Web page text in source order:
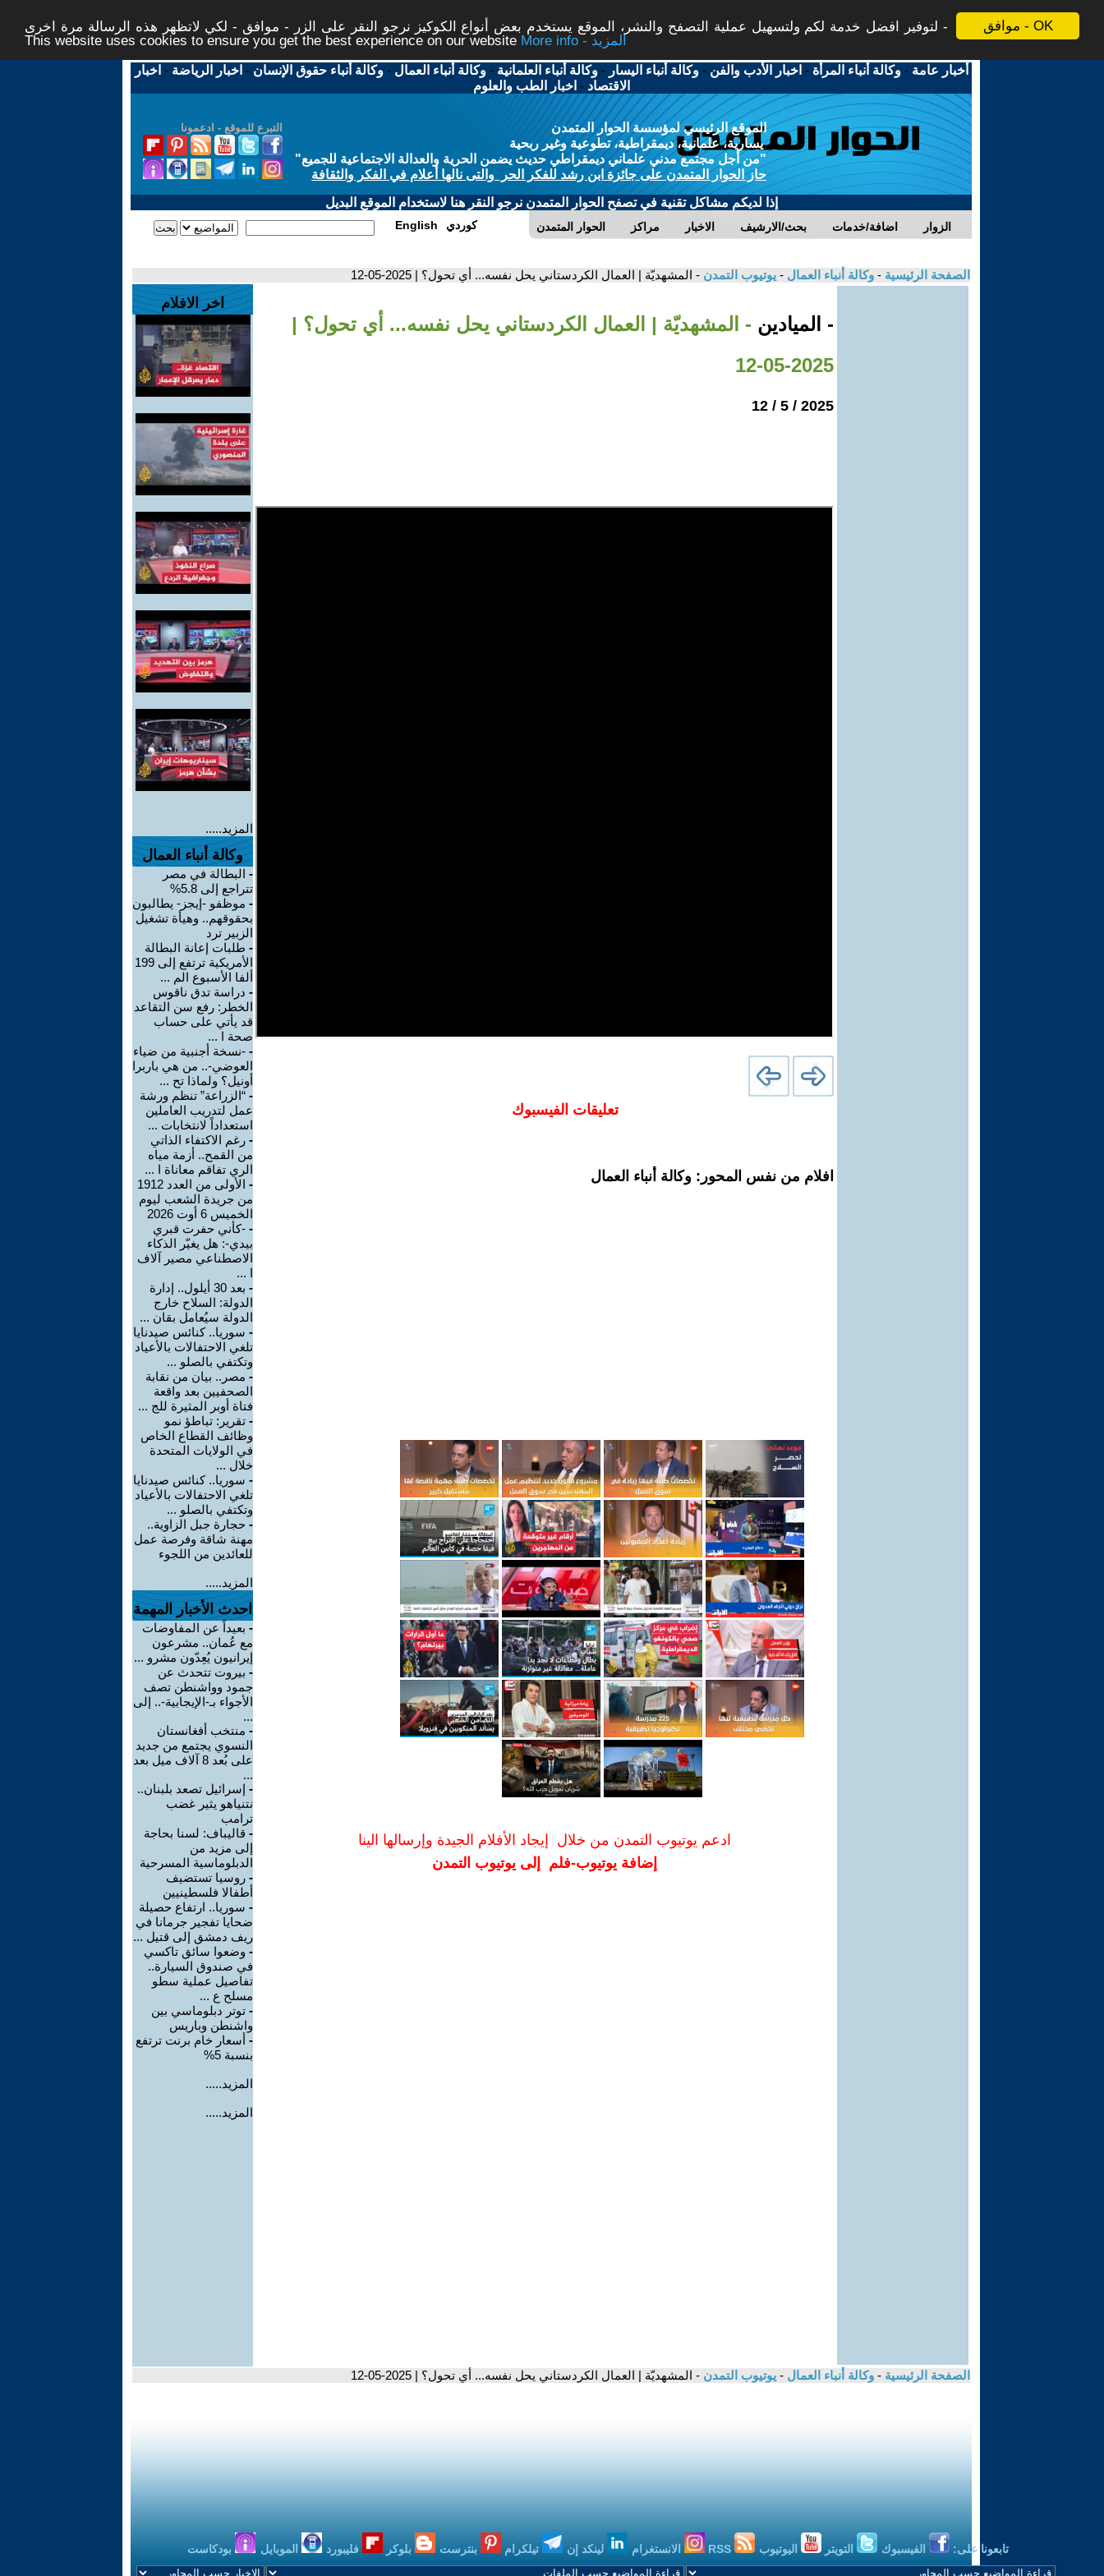
موافق - OK
لتوفير افضل خدمة لكم ولتسهيل عملية التصفح والنشر، الموقع يستخدم بعض أنواع الكوكيز نرجو النقر على الزر - موافق - لكي لاتظهر هذه الرسالة مرة اخرى -
This website uses cookies to ensure you get the best experience on our website
More info - المزيد
أخبار عامة -وكالة أنباء المرأة - اخبار الأدب والفن -وكالة أنباء اليسار -وكالة أنباء العلمانية -وكالة أنباء العمال -وكالة أنباء حقوق الإنسان - اخبار الرياضة - اخبار
الاقتصاد - اخبار الطب والعلوم
التبرع للموقع - ادعمونا
الموقع الرئيسي لمؤسسة الحوار المتمدن
يسارية، علمانية، ديمقراطية، تطوعية وغير ربحية
"من أجل مجتمع مدني علماني ديمقراطي حديث يضمن الحرية والعدالة الاجتماعية للجميع"
حاز الحوار المتمدن على جائزة ابن رشد للفكر الحر والتى نالها أعلام في الفكر والثقافة
إذا لديكم مشاكل تقنية في تصفح الحوار المتمدن نرجو النقر هنا لاستخدام الموقع البديل
الحوار المتمدن مراكز الاخبار بحث/الارشيف اضافة/خدمات الزوار English كوردي
الصفحة الرئيسية - وكالة أنباء العمال - يوتيوب التمدن - المشهديّة | العمال الكردستاني يحل نفسه... أي تحول؟ | 2025-05-12
- الميادين - المشهديّة | العمال الكردستاني يحل نفسه... أي تحول؟ |
2025-05-12
2025 / 5 / 12
تعليقات الفيسبوك
افلام من نفس المحور: وكالة أنباء العمال
ادعم يوتيوب التمدن من خلال إيجاد الأفلام الجيدة وإرسالها الينا
إضافة يوتيوب-فلم إلى يوتيوب التمدن
اخر الافلام
المزيد.....
وكالة أنباء العمال
- البطالة في مصر
تتراجع إلى 5.8%
- موظفو -إيجز- يطالبون
بحقوقهم.. وهيأة تشغيل
الزبير ترد
- طلبات إعانة البطالة
الأمريكية ترتفع إلى 199
ألفا الأسبوع الم ...
- دراسة تدق ناقوس
الخطر: رفع سن التقاعد
قد يأتي على حساب
صحة ا ...
- -نسخة أجنبية من ضياء
العوضي-.. من هي باربرا
أونيل؟ ولماذا تح ...
- “الزراعة” تنظم ورشة
عمل لتدريب العاملين
استعداداً لانتخابات ...
- رغم الاكتفاء الذاتي
من القمح.. أزمة مياه
الري تفاقم معاناة ا ...
-
الأولى من العدد 1912
من جريدة الشعب ليوم
الخميس 6 أوت 2026
- -كأني حفرت قبري
بيدي-: هل يغيّر الذكاء
الاصطناعي مصير آلاف
ا ...
-
بعد 30 أيلول.. إدارة
الدولة: السلاح خارج
الدولة سيُعامل بقان ...
- سوريا.. كنائس صيدنايا
تلغي الاحتفالات بالأعياد
وتكتفي بالصلو ...
- مصر.. بيان من نقابة
الصحفيين بعد واقعة
فتاة أوبر المثيرة للج ...
- تقرير: تباطؤ نمو
وظائف القطاع الخاص
في الولايات المتحدة
خلال ...
- سوريا.. كنائس صيدنايا
تلغي الاحتفالات بالأعياد
وتكتفي بالصلو ...
- حجارة جبل الزاوية..
مهنة شاقة وفرصة عمل
للعائدين من اللجوء
المزيد.....
احدث الأخبار المهمة
- بعيداً عن المفاوضات
مع عُمان.. مشرعون
إيرانيون يُعِدّون مشرو ...
- بيروت تتحدث عن
جمود وواشنطن تصف
الأجواء بـ-الإيجابية-.. إلى
...
- منتخب أفغانستان
النسوي يجتمع من جديد
على بُعد 8 آلاف ميل بعد
...
- إسرائيل تصعد بلبنان..
نتنياهو يثير غضب
ترامب
- قاليباف: لسنا بحاجة
إلى مزيد من
الدبلوماسية المسرحية
- روسيا تستضيف
أطفالا فلسطينيين
- سوريا.. ارتفاع حصيلة
ضحايا تفجير جرمانا في
ريف دمشق إلى قتيل ...
- وضعوا سائق تاكسي
في صندوق السيارة..
تفاصيل عملية سطو
مسلح ع ...
- توتر دبلوماسي بين
واشنطن وباريس
- أسعار خام برنت ترتفع
بنسبة 5%
المزيد.....
المزيد.....
الصفحة الرئيسية - وكالة أنباء العمال - يوتيوب التمدن - المشهديّة | العمال الكردستاني يحل نفسه... أي تحول؟ | 2025-05-12
تابعونا على: الفيسبوك التويتر اليوتيوب الانستغرام لينكد إن تيلكرام بنترست بلوكر فليبورد الموبايل بودكاست